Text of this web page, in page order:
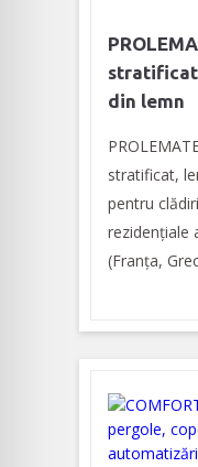
din lemn
stratificat,
pentru
rezidențiale
(Franța,